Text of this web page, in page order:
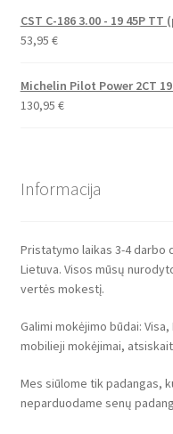
CST C-186 3.00 - 19 45P TT
53,95 €
Michelin Pilot Power 2CT
130,95 €
Informacija
Pristatymo laikas 3-4 darbo
Lietuva. Visos mūsų
vertės mokestį.
Galimi mokėjimo būdai:
mobilieji mokėjimai,
Mes siūlome tik padangas,
neparduodame senų